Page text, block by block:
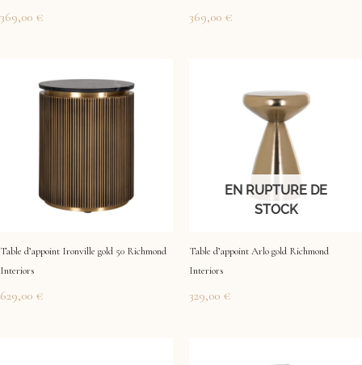
369,00 € 369,00 €
Table d’appoint Ironville gold 50 Richmond
Interiors
629,00 €
EN RUPTURE DE
STOCK
Table d’appoint Arlo gold Richmond
Interiors
329,00 €